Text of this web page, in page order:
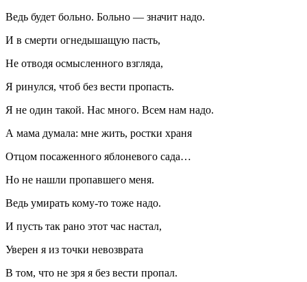
Ведь будет больно. Больно — значит надо.
И в смерти огнедышащую пасть,
Не отводя осмысленного взгляда,
Я ринулся, чтоб без вести пропасть.
Я не один такой. Нас много. Всем нам надо.
А мама думала: мне жить, ростки храня
Отцом посаженного яблоневого сада…
Но не нашли пропавшего меня.
Ведь умирать кому-то тоже надо.
И пусть так рано этот час настал,
Уверен я из точки невозврата
В том, что не зря я без вести пропал.